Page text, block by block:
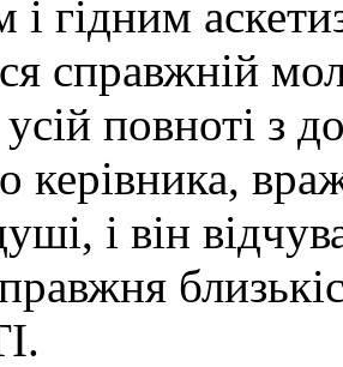
гідним
справжній
повноті з
керівника,
і він